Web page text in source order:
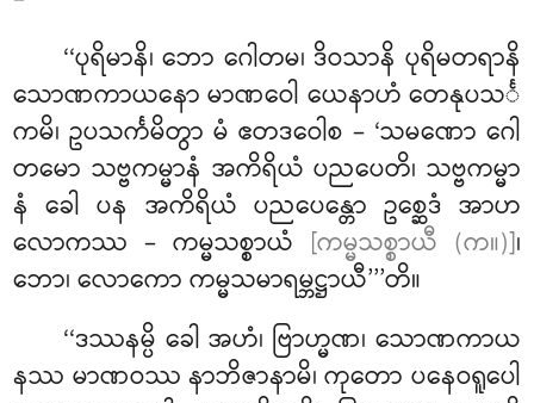
‘‘ပုရိမာနိ၊ ဘော ဂေါတမ၊ ဒိဝသာနိ ပုရိမတရာနိ
သောဏကာယနော မာဏဝေါ ယေနာဟံ တေနုပသင်္
ကမိ၊ ဥပသင်္ကမိတွာ မံ ဧတဒဝေါစ – ‘သမဏော ဂေါ
တမော သဗ္ဗကမ္မာနံ အကိရိယံ ပညပေတိ၊ သဗ္ဗကမ္မာ
နံ ခေါ ပန အကိရိယံ ပညပေန္တော ဥစ္ဆေဒံ အာဟ
လောကဿ – ကမ္မသစ္စာယံ [ကမ္မသစ္စာယီ (က။)]၊
ဘော၊ လောကော ကမ္မသမာရမ္ဘဋ္ဌာယီ’’’တိ။
‘‘ဒဿနမ္ပိ ခေါ အဟံ၊ ဗြာဟ္မဏ၊ သောဏကာယ
နဿ မာဏဝဿ နာဘိဇာနာမိ၊ ကုတော ပနေဝရူပေါ